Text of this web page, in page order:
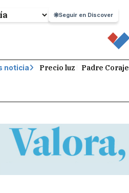
Seguir en Discover
noticia Precio luz Padre Coraje